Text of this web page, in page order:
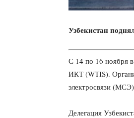
Узбекистан
С 14 по 16 ноября
ИКТ (WTIS).
электросвязи
Делегация